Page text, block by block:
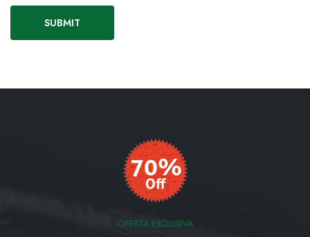
OFERTA EXCLUSIVA